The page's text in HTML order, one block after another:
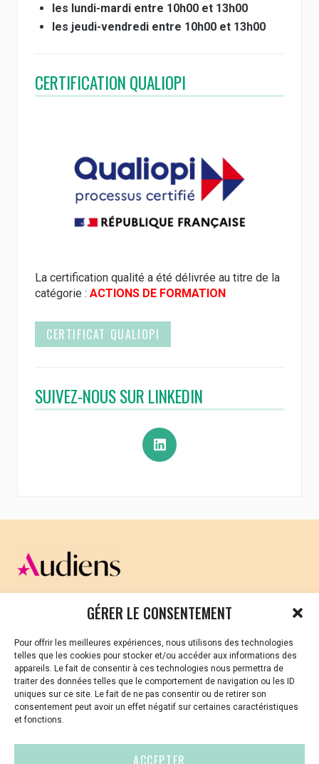
GÉRER LE CONSENTEMENT
Pour offrir les meilleures expériences, nous utilisons des technologies
telles que les cookies pour stocker et/ou accéder aux informations des
appareils. Le fait de consentir à ces technologies nous permettra de
traiter des données telles que le comportement de navigation ou les ID
uniques sur ce site. Le fait de ne pas consentir ou de retirer son
consentement peut avoir un effet négatif sur certaines caractéristiques
et fonctions.
ACCEPTER
les lundi-mardi entre 10h00 et 13h00
les jeudi-vendredi entre 10h00 et 13h00
CERTIFICATION QUALIOPI
La certification qualité a été délivrée au titre de la
catégorie : ACTIONS DE FORMATION
CERTIFICAT QUALIOPI
SUIVEZ-NOUS SUR LINKEDIN
CELLULE D’ÉCOUTE ET DE SOUTIEN PSYCHOLOGIQUE ET
Vous avez été témoin ou vous êtes victime de VSS ? Ou
vous êtes référent·es harcèlement en besoin de soutien
ou d’informations ?
01 87 20 30 90
violences-sexuelles-culture@audiens.org